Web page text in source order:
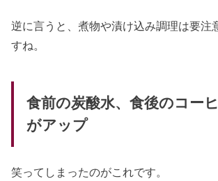
逆に言うと、煮物や漬け込み調理は要注
すね。
食前の炭酸水、食後のコー
がアップ
笑ってしまったのがこれです。